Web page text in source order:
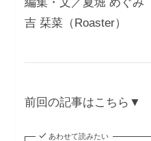
吉 栞菜（Roaster）
前回の記事はこちら▼
あわせて読みたい